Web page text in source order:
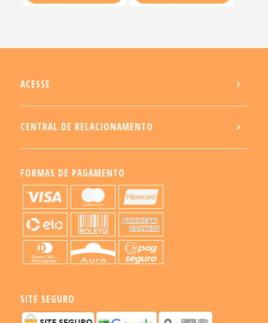
ACESSE
CENTRAL DE RELACIONAMENTO
FORMAS DE PAGAMENTO
SITE SEGURO